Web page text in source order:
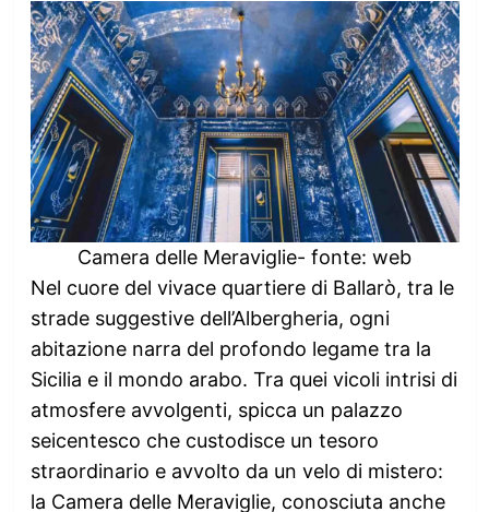
Camera delle Meraviglie- fonte: web
Nel cuore del vivace quartiere di Ballarò, tra le
strade suggestive dell’Albergheria, ogni
abitazione narra del profondo legame tra la
Sicilia e il mondo arabo. Tra quei vicoli intrisi di
atmosfere avvolgenti, spicca un palazzo
seicentesco che custodisce un tesoro
straordinario e avvolto da un velo di mistero:
la Camera delle Meraviglie, conosciuta anche